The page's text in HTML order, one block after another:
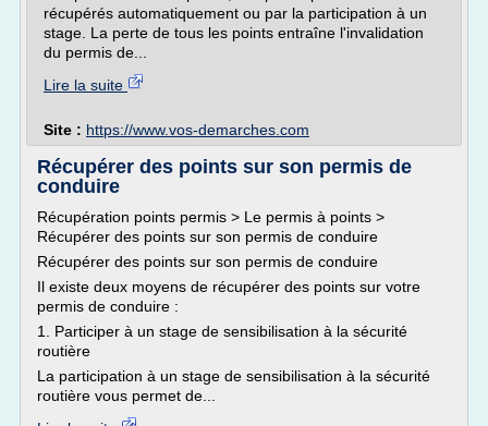
récupérés automatiquement ou par la participation à un
stage. La perte de tous les points entraîne l'invalidation
du permis de...
Lire la suite
Site : https://www.vos-demarches.com
Récupérer des points sur son permis de
conduire
Récupération points permis > Le permis à points >
Récupérer des points sur son permis de conduire
Récupérer des points sur son permis de conduire
Il existe deux moyens de récupérer des points sur votre
permis de conduire :
1. Participer à un stage de sensibilisation à la sécurité
routière
La participation à un stage de sensibilisation à la sécurité
routière vous permet de...